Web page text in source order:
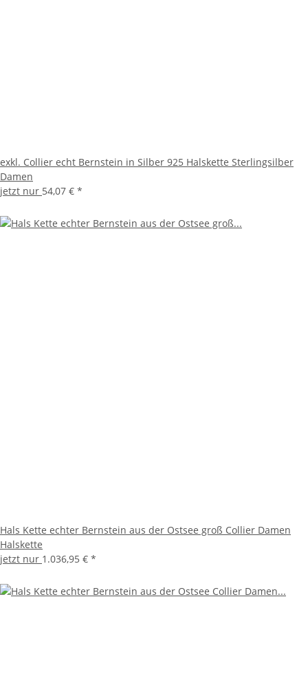
exkl. Collier echt Bernstein in Silber 925 Halskette Sterlingsilber
Damen
jetzt nur 54,07 € *
Hals Kette echter Bernstein aus der Ostsee groß Collier Damen
Halskette
jetzt nur 1.036,95 € *